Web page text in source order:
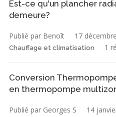
Est-ce qu'un plancher
demeure?
Publié par Benoît 17
Chauffage et climatisation 1
Conversion
en thermopompe
Publié par Georges S 14